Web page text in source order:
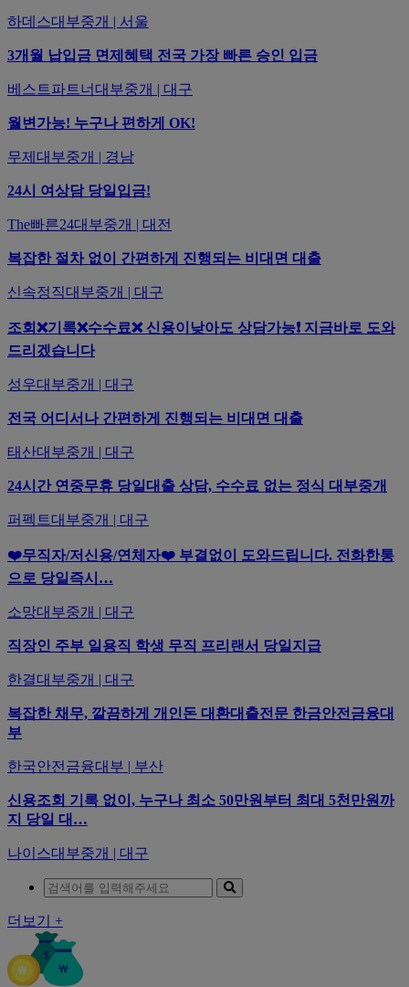
하데스대부중개 | 서울
3개월 납입금 면제혜택 전국 가장 빠른 승인 입금
베스트파트너대부중개 | 대구
월변가능! 누구나 편하게 OK!
무제대부중개 | 경남
24시 여상담 당일입금!
The빠른24대부중개 | 대전
복잡한 절차 없이 간편하게 진행되는 비대면 대출
신속정직대부중개 | 대구
조회❌기록❌수수료❌ 신용이낮아도 상담가능❗ 지금바로 도와
드리겠습니다
성우대부중개 | 대구
전국 어디서나 간편하게 진행되는 비대면 대출
태산대부중개 | 대구
24시간 연중무휴 당일대출 상담, 수수료 없는 정식 대부중개
퍼펙트대부중개 | 대구
❤️무직자/저신용/연체자❤️ 부결없이 도와드립니다. 전화한통
으로 당일즉시…
소망대부중개 | 대구
직장인 주부 일용직 학생 무직 프리랜서 당일지급
한결대부중개 | 대구
복잡한 채무, 깔끔하게 개인돈 대환대출전문 한금안전금융대
부
한국안전금융대부 | 부산
신용조회 기록 없이, 누구나 최소 50만원부터 최대 5천만원까
지 당일 대…
나이스대부중개 | 대구
더보기 +